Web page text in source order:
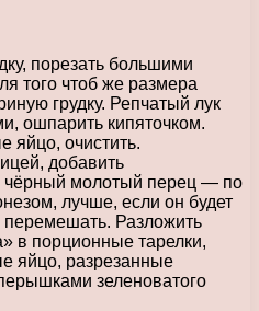
порезать большими
того чтоб же размера
грудку. Репчатый лук
ошпарить кипяточком.
яйцо, очистить.
добавить
чёрный молотый перец — по
лучше, если он будет
перемешать. Разложить
в порционные тарелки,
яйцо, разрезанные
зеленоватого